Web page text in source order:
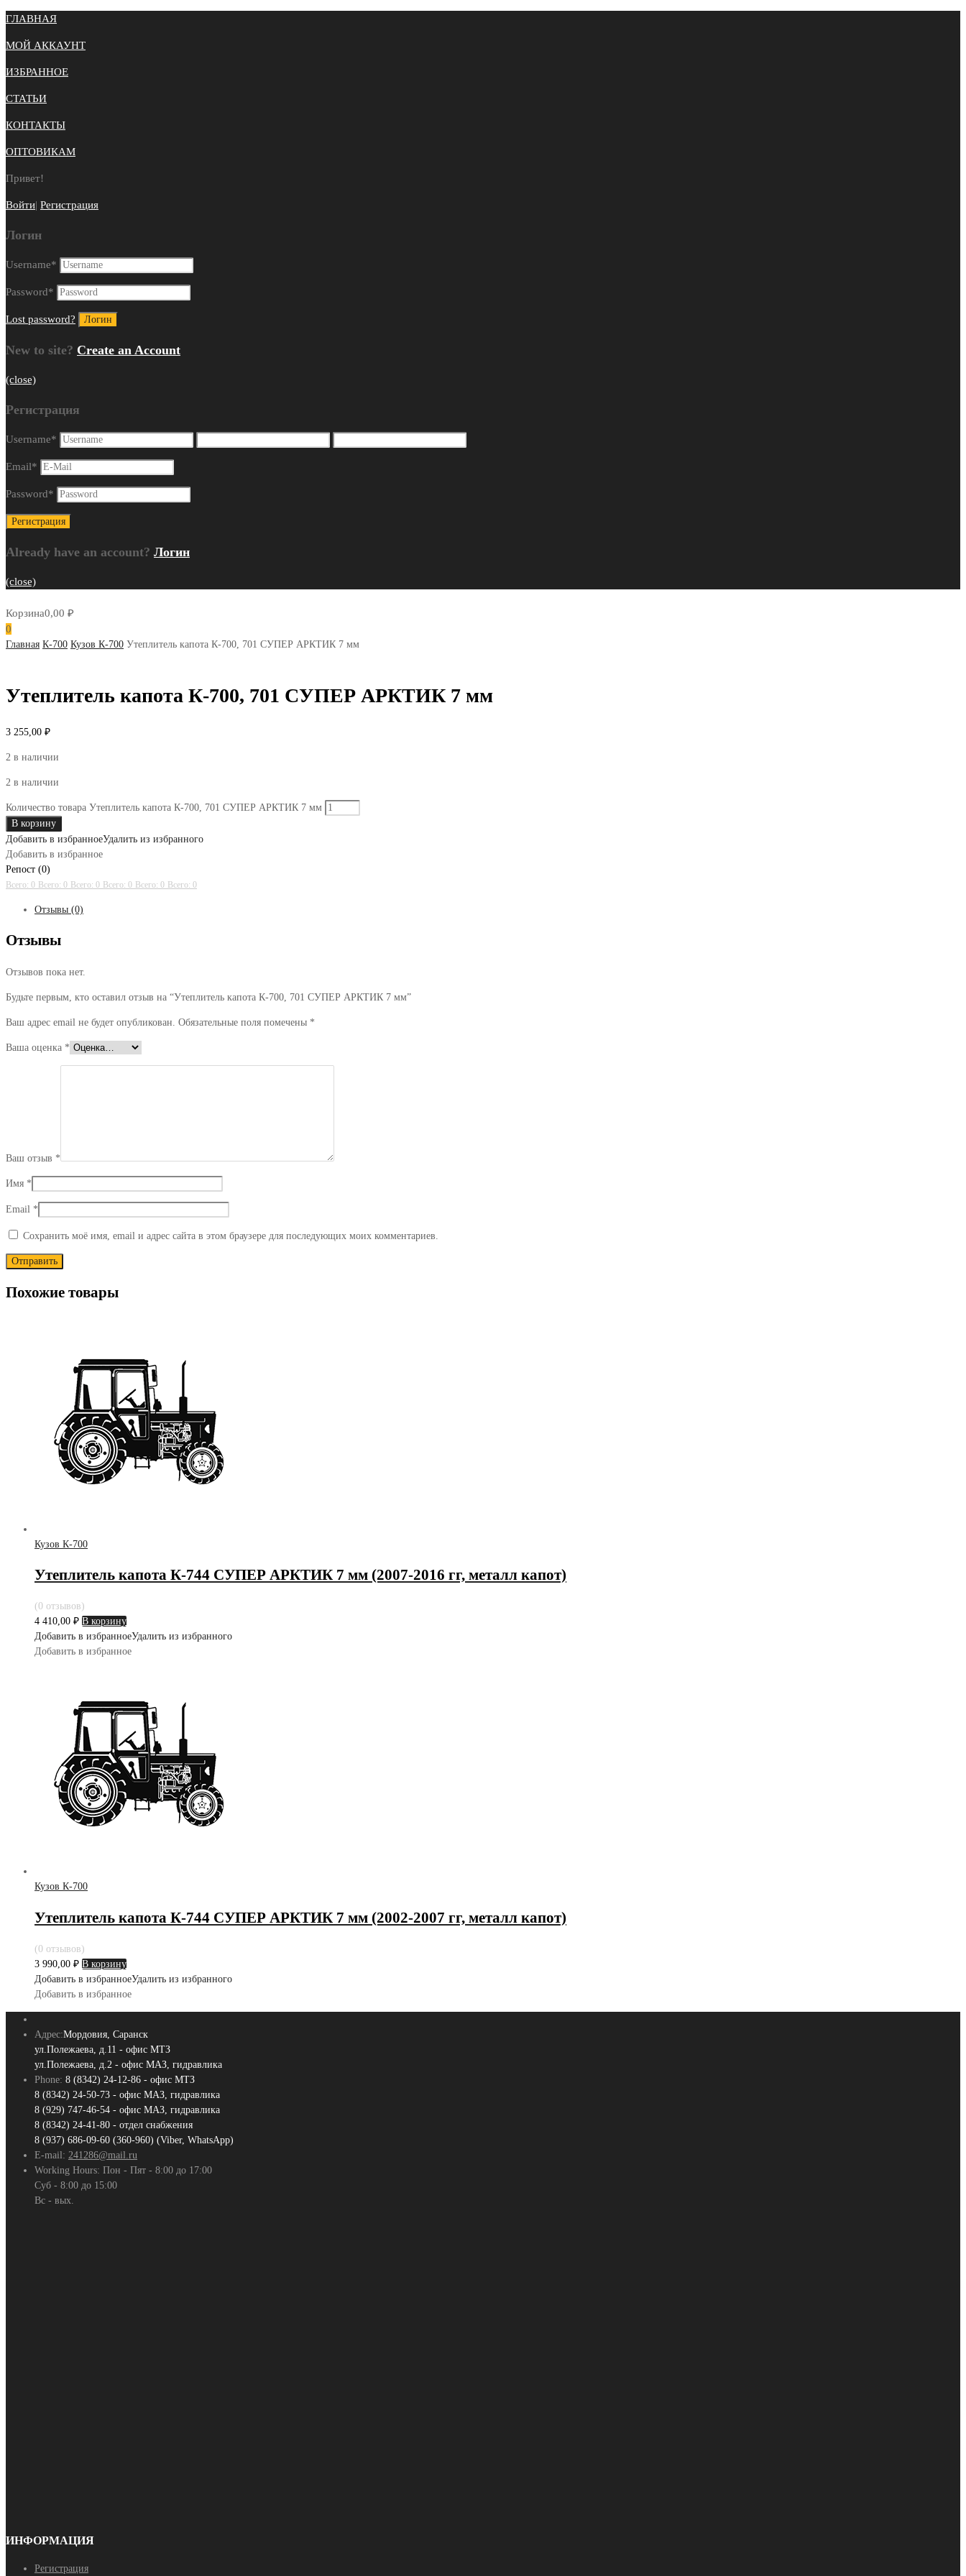
ГЛАВНАЯ
МОЙ АККАУНТ
ИЗБРАННОЕ
СТАТЬИ
КОНТАКТЫ
ОПТОВИКАМ
Привет!
Войти| Регистрация
Логин
Username*
Password*
Lost password?
New to site? Create an Account
(close)
Регистрация
Username*
Email*
Password*
Already have an account? Логин
(close)
Корзина0,00 ₽
0
Главная К-700 Кузов К-700 Утеплитель капота К-700, 701 СУПЕР АРКТИК 7 мм
Утеплитель капота К-700, 701 СУПЕР АРКТИК 7 мм
3 255,00 ₽
2 в наличии
2 в наличии
Количество товара Утеплитель капота К-700, 701 СУПЕР АРКТИК 7 мм
В корзину
Добавить в избранноеУдалить из избранного
Добавить в избранное
Репост (0)
Всего: 0 Всего: 0 Всего: 0 Всего: 0 Всего: 0 Всего: 0
Отзывы (0)
Отзывы
Отзывов пока нет.
Будьте первым, кто оставил отзыв на “Утеплитель капота К-700, 701 СУПЕР АРКТИК 7 мм”
Ваш адрес email не будет опубликован. Обязательные поля помечены *
Ваша оценка *
Ваш отзыв *
Имя *
Email *
Сохранить моё имя, email и адрес сайта в этом браузере для последующих моих комментариев.
Похожие товары
Кузов К-700
Утеплитель капота К-744 СУПЕР АРКТИК 7 мм (2007-2016 гг, металл капот)
(0 отзывов)
4 410,00 ₽ В корзину
Добавить в избранноеУдалить из избранного
Добавить в избранное
Кузов К-700
Утеплитель капота К-744 СУПЕР АРКТИК 7 мм (2002-2007 гг, металл капот)
(0 отзывов)
3 990,00 ₽ В корзину
Добавить в избранноеУдалить из избранного
Добавить в избранное
Адрес:Мордовия, Саранск
ул.Полежаева, д.11 - офис МТЗ
ул.Полежаева, д.2 - офис МАЗ, гидравлика
Phone: 8 (8342) 24-12-86 - офис МТЗ
8 (8342) 24-50-73 - офис МАЗ, гидравлика
8 (929) 747-46-54 - офис МАЗ, гидравлика
8 (8342) 24-41-80 - отдел снабжения
8 (937) 686-09-60 (360-960) (Viber, WhatsApp)
E-mail: 241286@mail.ru
Working Hours: Пон - Пят - 8:00 до 17:00
Суб - 8:00 до 15:00
Вс - вых.
ИНФОРМАЦИЯ
Регистрация